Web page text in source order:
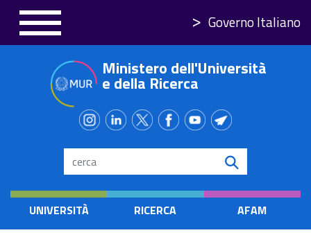
principale
Governo Italiano
Ministero dell'Università
e della Ricerca
Search
UNIVERSITÀ RICERCA AFAM